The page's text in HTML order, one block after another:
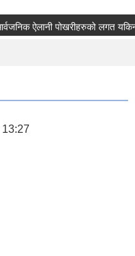
ऐलानी पोखरीहरुको लगत यकिन